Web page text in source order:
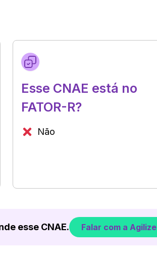
Esse CNAE está no
FATOR-R?
Não
esse CNAE. Falar com a Agilize